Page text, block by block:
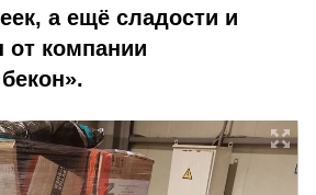
а ещё сладости и
компании